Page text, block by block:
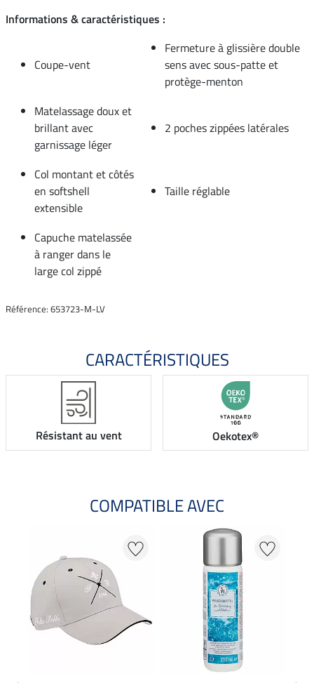
Informations & caractéristiques :
Coupe-vent
Fermeture à glissière double
sens avec sous-patte et
protège-menton
Matelassage doux et
brillant avec
garnissage léger
2 poches zippées latérales
Col montant et côtés
en softshell
extensible
Taille réglable
Capuche matelassée
à ranger dans le
large col zippé
Référence: 653723-M-LV
CARACTÉRISTIQUES
Résistant au vent Oekotex®
COMPATIBLE AVEC